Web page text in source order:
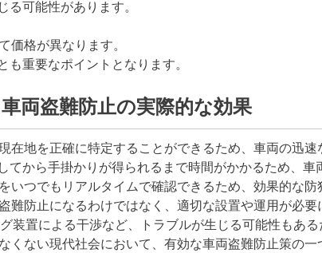
る可能性があります。
価格が異なります。
重要なポイントとなります。
両盗難防止の実際的な効果
在地を正確に特定することができるため、車両の迅速
から手掛かりが得られるまで時間がかかるため、車
いつでもリアルタイムで確認できるため、効果的な防
難防止になるわけではなく、適切な設置や運用が必要
装置による干渉など、トラブルが生じる可能性もある
くない現代社会において、有効な車両盗難防止策の一